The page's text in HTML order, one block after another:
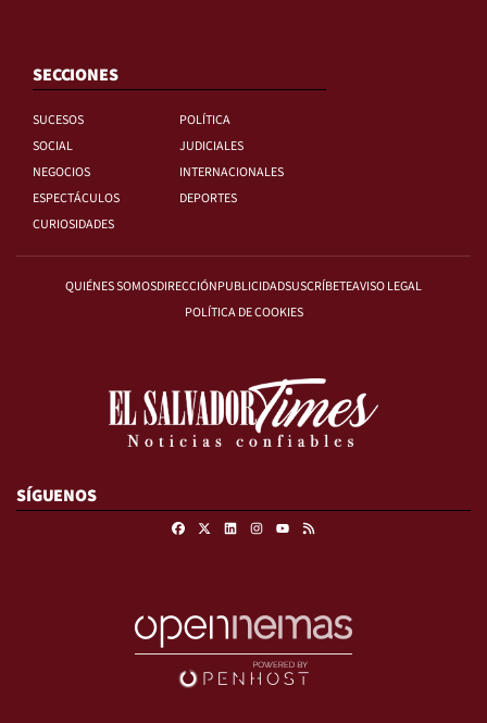
SECCIONES
SUCESOS
POLÍTICA
SOCIAL
JUDICIALES
NEGOCIOS
INTERNACIONALES
ESPECTÁCULOS
DEPORTES
CURIOSIDADES
QUIÉNES SOMOSDIRECCIÓNPUBLICIDADSUSCRÍBETEAVISO LEGAL
POLÍTICA DE COOKIES
SÍGUENOS
FacebookLinkedinInstagram